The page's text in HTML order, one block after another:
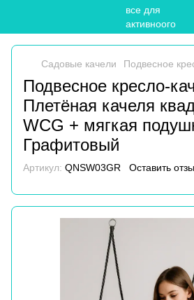
Садовые качели Подвесное
Подвесное кресло-
Плетёная качеля
WCG + мягкая
Графитовый
Артикул: QNSW03GR Оставить